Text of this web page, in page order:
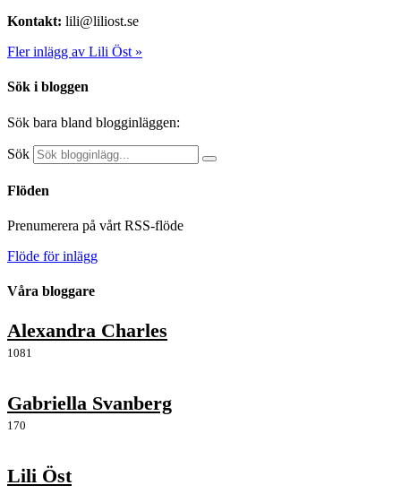
Kontakt: lili@liliost.se
Fler inlägg av Lili Öst »
Sök i bloggen
Sök bara bland blogginläggen:
Sök
Flöden
Prenumerera på vårt RSS-flöde
Flöde för inlägg
Våra bloggare
Alexandra Charles
1081
Gabriella Svanberg
170
Lili Öst